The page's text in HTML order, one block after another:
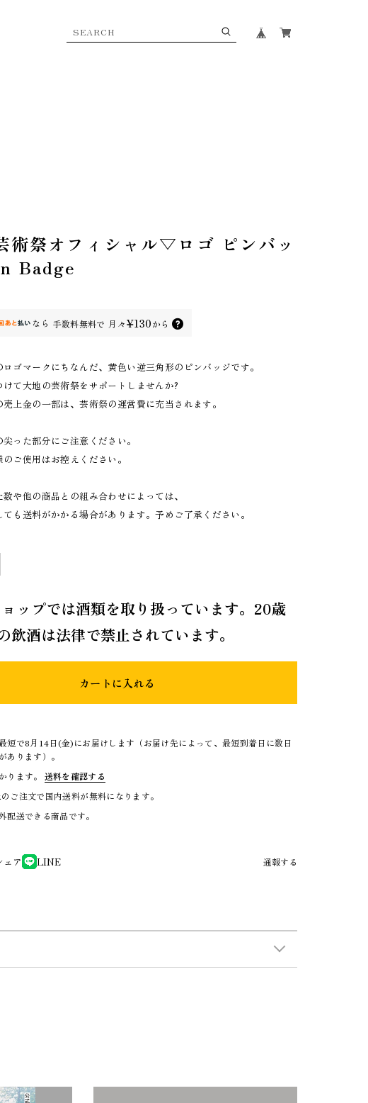
術祭オフィシャル▽ロゴ ピンバッ
Badge
なら 手数料無料で 月々¥130から
ゴマークにちなんだ、黄色い逆三角形のピンバッジです。
けて大地の芸術祭をサポートしませんか?
売上金の一部は、芸術祭の運営費に充当されます。
った部分にご注意ください。
ご使用はお控えください。
や他の商品との組み合わせによっては、
も送料がかかる場合があります。予めご了承ください。
ップでは酒類を取り扱っています。20歳
飲酒は法律で禁止されています。
カートに入れる
短で8月14日(金)にお届けします（お届け先によって、最短到着日に数日
あります）。
ます。
送料を確認する
注文で国内送料が無料になります。
送できる商品です。
ェア LINE 通報する